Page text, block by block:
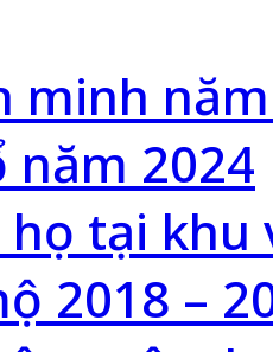
minh
năm 2024
tại khu
2018 –